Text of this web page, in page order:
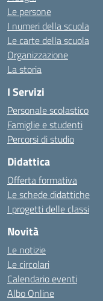
Le persone
I numeri della scuola
Le carte della scuola
Organizzazione
La storia
I Servizi
Personale scolastico
Famiglie e studenti
Percorsi di studio
Didattica
Offerta formativa
Le schede didattiche
I progetti delle classi
Novità
Le notizie
Le circolari
Calendario eventi
Albo Online